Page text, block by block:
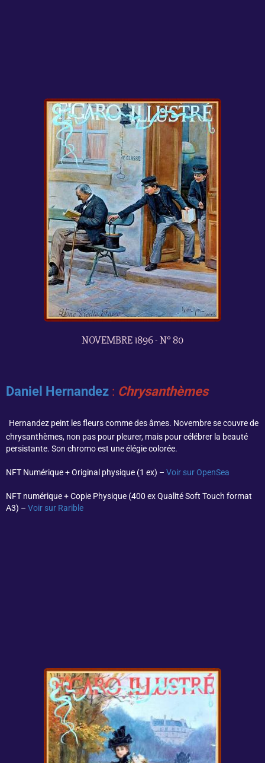
NOVEMBRE 1896 - N° 80
Daniel Hernandez : Chrysanthèmes
Hernandez peint les fleurs comme des âmes. Novembre se couvre de
chrysanthèmes, non pas pour pleurer, mais pour célébrer la beauté
persistante. Son chromo est une élégie colorée.
NFT Numérique + Original physique (1 ex) – Voir sur OpenSea
NFT numérique + Copie Physique (400 ex Qualité Soft Touch format
A3) – Voir sur Rarible